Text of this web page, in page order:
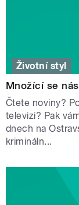
Životní styl
Množící se
Čtete noviny?
televizi? Pak
dnech na
krimináln...